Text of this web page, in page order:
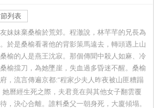
列表
妹妹棄桑榆於荒郊。程澈說，林芊芊的兄長為
於是桑榆看著他的背影策馬遠去，轉頭遇上山
榆的人是燕王沈寂。那個傳聞中殺人如麻、冷
榆擋刀，為她墜崖，失血過多昏迷不醒。桑榆
，流言傳遍京都:“程家少夫人昨夜被山匪糟蹋
她曆經生死之際，夫君竟在與其他女子翻雲覆
，決心合離。誰料桑父一朝身死，大廈傾塌。